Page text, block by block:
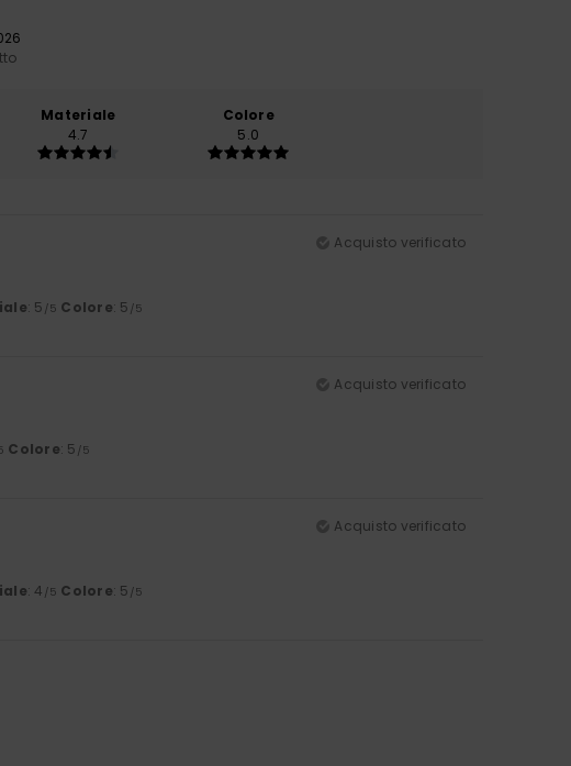
Materiale
4.7
Colore
5.0
Acquisto verificato
: 5 /5 Colore: 5 /5
Acquisto verificato
Colore: 5 /5
Acquisto verificato
: 4 /5 Colore: 5 /5